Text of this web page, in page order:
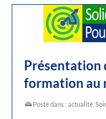
Présentation
formation au
Posté dans : actualité